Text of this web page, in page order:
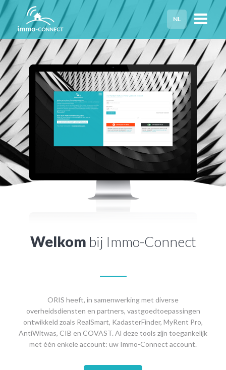
NL
HOME
PRIVACY
HULP NODIG?
Welkom bij Immo-Connect
ORIS heeft, in samenwerking met diverse
overheidsdiensten en partners, vastgoedtoepassingen
ontwikkeld zoals RealSmart, KadasterFinder, MyRent Pro,
AntiWitwas, CIB en COVAST. Al deze tools zijn toegankelijk
met één enkele account: uw Immo-Connect account.